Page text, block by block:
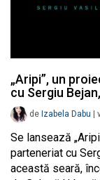
„Aripi”, un
cu Sergiu
de Izabela Dabu
Se lansează
parteneriat cu
această seară,